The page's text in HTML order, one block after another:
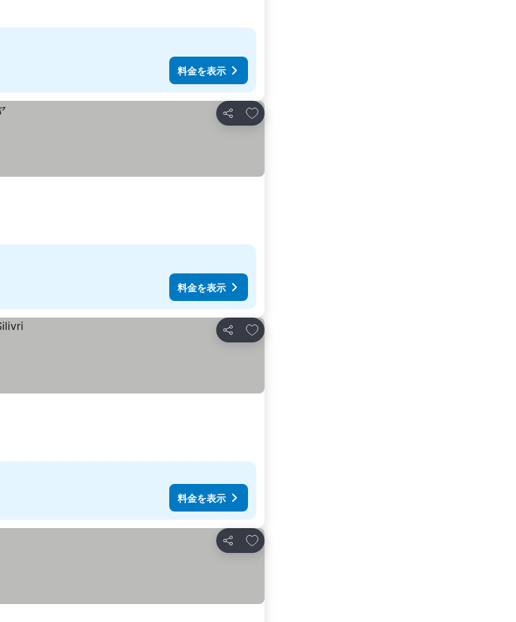
料金を表示
シェア
お気に入りに追加
料金を表示
シェア
お気に入りに追加
料金を表示
シェア
お気に入りに追加